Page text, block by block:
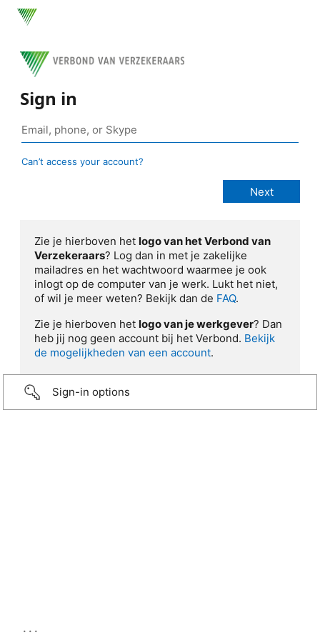
Sign in
Can’t access your account?
Zie je hierboven het logo van het Verbond van
Verzekeraars? Log dan in met je zakelijke
mailadres en het wachtwoord waarmee je ook
inlogt op de computer van je werk. Lukt het niet,
of wil je meer weten? Bekijk dan de FAQ.
Zie je hierboven het logo van je werkgever? Dan
heb jij nog geen account bij het Verbond. Bekijk
de mogelijkheden van een account.
Sign-in options
...